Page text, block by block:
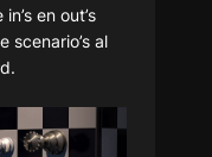
en out’s
scenario’s al